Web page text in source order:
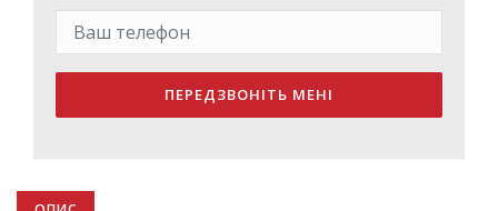
ПЕРЕДЗВОНІТЬ МЕНІ